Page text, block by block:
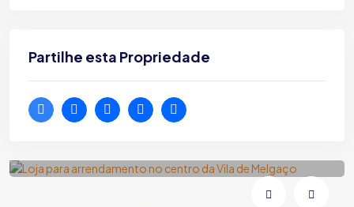
Partilhe esta Propriedade
Loja para arrendamento no centro da
Vila de Melgaço